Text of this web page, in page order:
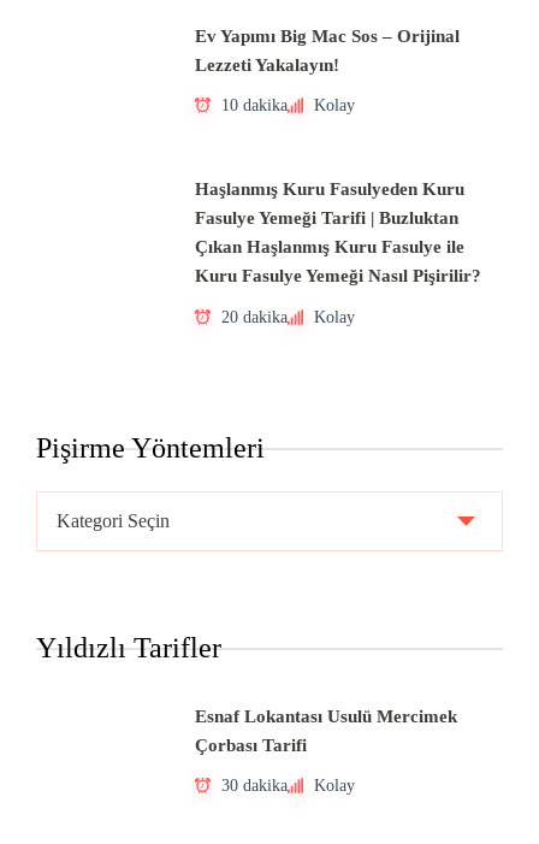
Ev Yapımı Big Mac Sos – Orijinal
Lezzeti Yakalayın!
10 dakika Kolay
Haşlanmış Kuru Fasulyeden Kuru
Fasulye Yemeği Tarifi | Buzluktan
Çıkan Haşlanmış Kuru Fasulye ile
Kuru Fasulye Yemeği Nasıl Pişirilir?
20 dakika Kolay
Pişirme Yöntemleri
Yıldızlı Tarifler
Esnaf Lokantası Usulü Mercimek
Çorbası Tarifi
30 dakika Kolay